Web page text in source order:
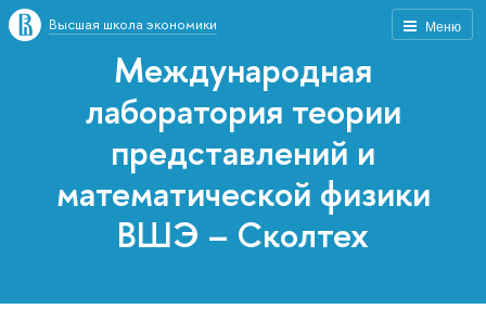
Меню
Высшая школа экономики
Международная
лаборатория теории
представлений и
математической физики
ВШЭ – Сколтех